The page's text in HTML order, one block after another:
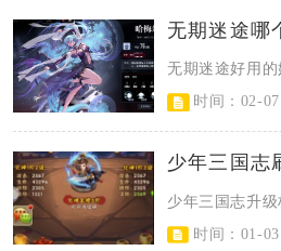
无期迷途哪
时间：02-07
少年三国志
时间：01-03